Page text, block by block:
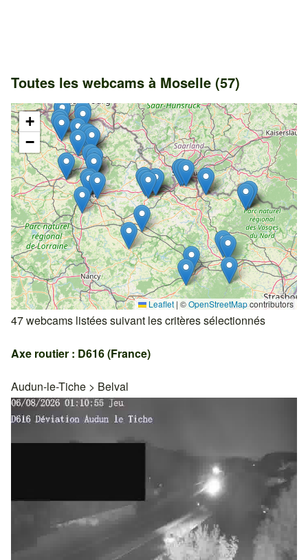
Toutes les webcams à Moselle (57)
+
−
Leaflet | ©OpenStreetMapcontributors
47 webcams listées suivant les critères sélectionnés
Axe routier : D616 (France)
Audun-le-Tiche > Belval